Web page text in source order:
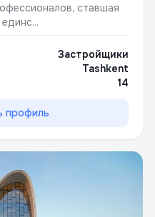
ставшая
Застройщики
Tashkent
14
профиль